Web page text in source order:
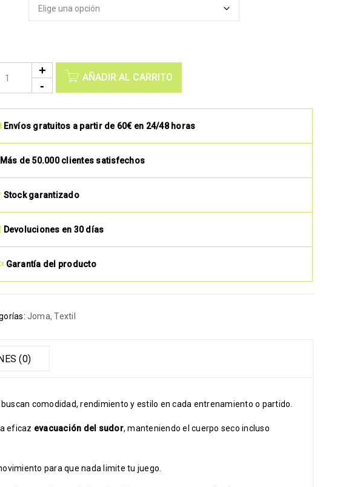
AÑADIR AL CARRITO
Envíos gratuitos a partir de 60€ en 24/48 horas
Más de 50.000 clientes satisfechos
Stock garantizado
Devoluciones en 30 días
Garantía del producto
Joma,Textil
(0)
comodidad, rendimiento y estilo en cada entrenamiento o partido.
eficaz evacuación del sudor, manteniendo el cuerpo seco incluso
para que nada limite tu juego.